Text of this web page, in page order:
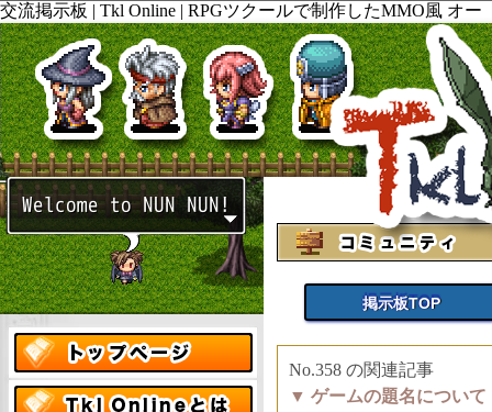
交流掲示板 | Tkl Online | RPGツクールで制作したMMO風 オー
プンワールド ロールプレイング PCゲームの ダウンロードと販
売。開発ブログやtwitterも随時更新してますので見て下さい。
掲示板TOP
No.358 の関連記事
▼ ゲームの題名について